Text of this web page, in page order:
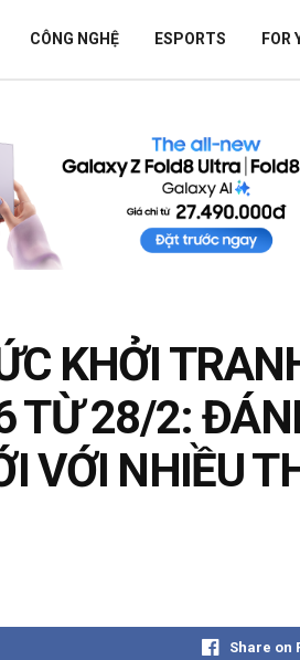
CÔNG NGHỆ ESPORTS FOR
KHỞI
TỪ 28/2:
VỚI NHIỀU
Share on